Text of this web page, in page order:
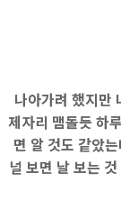
나아가려 했지만
제자리 맴돌듯 하
면 알 것도 같았
널 보면 날 보는